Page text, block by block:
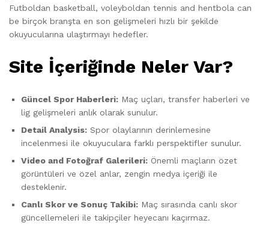
Futboldan basketball, voleyboldan tennis and hentbola can
be birçok branşta en son gelişmeleri hızlı bir şekilde
okuyucularına ulaştırmayı hedefler.
Site İçeriğinde Neler Var?
Güncel Spor Haberleri: Maç uçları, transfer haberleri ve
lig gelişmeleri anlık olarak sunulur.
Detail Analysis: Spor olaylarının derinlemesine
incelenmesi ile okuyuculara farklı perspektifler sunulur.
Video and Fotoğraf Galerileri: Önemli maçların özet
görüntüleri ve özel anlar, zengin medya içeriği ile
desteklenir.
Canlı Skor ve Sonuç Takibi: Maç sırasında canlı skor
güncellemeleri ile takipçiler heyecanı kaçırmaz.